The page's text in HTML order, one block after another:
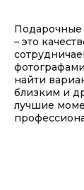
Подарочные
– это
найти
близким и
лучшие